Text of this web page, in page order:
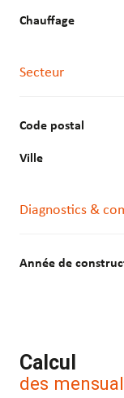
Chauffage
Secteur
Code postal
Ville
Diagnostics &
Année de
Calcul
des